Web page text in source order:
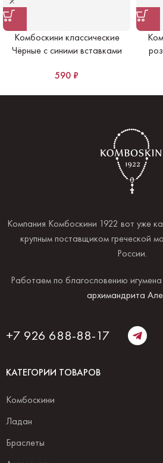
Комбоскини классические
Чёрные с синими вставками
590 ₽
Компания Комбоскини 1922 вот уже
крупным поставщиком греческой
России.
Работаем по благословению
архимандрита
+7 926 688-88-17
КАТЕГОРИИ ТОВАРОВ
Комбоскини
Ладан
Браслеты